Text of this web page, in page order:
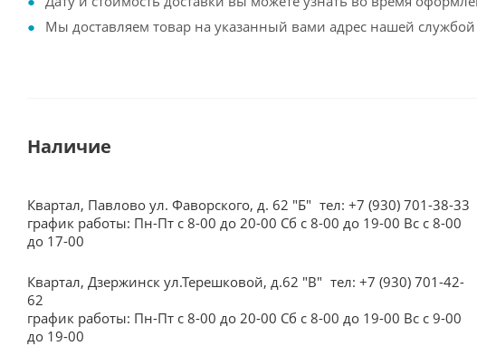
Мы доставляем товар на указанный вами адрес нашей
Наличие
Квартал, Павлово ул. Фаворского, д. 62 "Б" тел: +7 (930) 701-38-33
график работы: Пн-Пт с 8-00 до 20-00 Сб с 8-00 до 19-00 Вс с 8-00
до 17-00
Квартал, Дзержинск ул.Терешковой, д.62 "В" тел: +7 (930) 701-42-
62
график работы: Пн-Пт с 8-00 до 20-00 Сб с 8-00 до 19-00 Вс с 9-00
до 19-00